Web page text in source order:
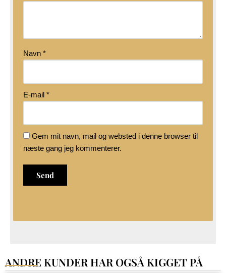
Navn *
E-mail *
Gem mit navn, mail og websted i denne browser til
næste gang jeg kommenterer.
ANDRE KUNDER HAR OGSÅ KIGGET PÅ